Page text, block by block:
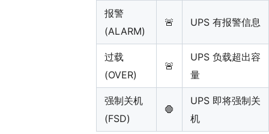
报警
(ALARM)
🚨 UPS 有报警信息
过载
(OVER)
🚨
UPS 负载超出容
量
强制关机
(FSD)
🛑
UPS 即将强制关
机